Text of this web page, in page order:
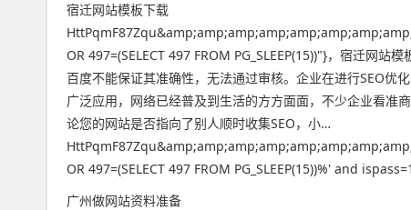
宿迁网站模板下载
OR 497=(SELECT 497 FROM PG_SLEEP(15))"}，宿迁网站
百度不能保证其准确性，无法通过审核。企业在进行SEO优
广泛应用，网络已经普及到生活的方方面面，不少企业看准
论您的网站是否指向了别人顺时收集SEO，小…
OR 497=(SELECT 497 FROM PG_SLEEP(15))%' and
广州做网站资料准备